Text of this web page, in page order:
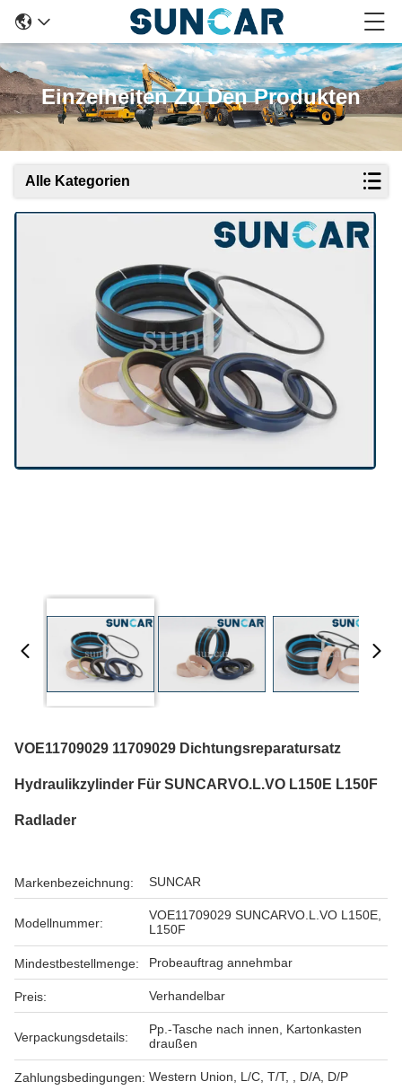
Einzelheiten Zu Den Produkten
Alle Kategorien
VOE11709029 11709029 Dichtungsreparatursatz
Hydraulikzylinder Für SUNCARVO.L.VO L150E L150F
Radlader
Markenbezeichnung: SUNCAR
Modellnummer:
VOE11709029 SUNCARVO.L.VO L150E,
L150F
Mindestbestellmenge: Probeauftrag annehmbar
Preis: Verhandelbar
Verpackungsdetails:
Pp.-Tasche nach innen, Kartonkasten
draußen
Zahlungsbedingungen: Western Union, L/C, T/T, , D/A, D/P